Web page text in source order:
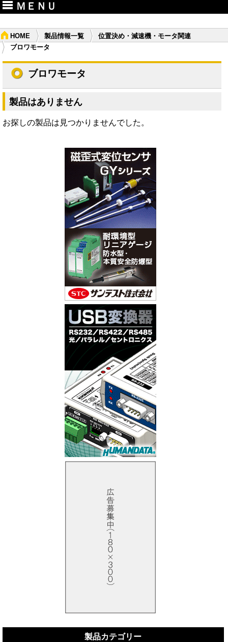
ＭＥＮＵ
HOME 製品情報一覧
位置決め・減速機・モータ関連
ブロワモータ
ブロワモータ
製品はありません
お探しの製品は見つかりませんでした。
製品カテゴリー